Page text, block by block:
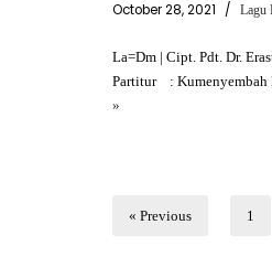
October 28, 2021 Lagu
La=Dm | Cipt. Pdt. Dr.
Partitur : Kumenyembah
»
« Previous 1